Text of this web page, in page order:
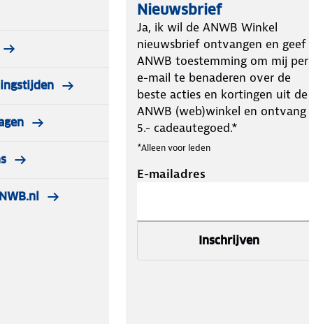
Nieuwsbrief
Ja, ik wil de ANWB Winkel
nieuwsbrief ontvangen en geef
ANWB toestemming om mij per
e-mail te benaderen over de
beste acties en kortingen uit de
ANWB (web)winkel en ontvang
5.- cadeautegoed.*
*Alleen voor leden
E-mailadres
Inschrijven